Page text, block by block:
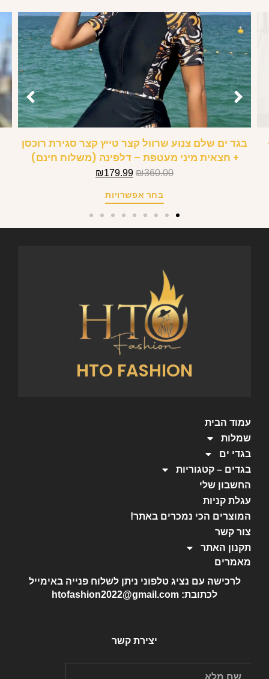
בגד ים שלם צנוע שרוול קצר טייץ קצר סגירת רוכסן
+ חצאית מיני מעטפת – דלפינה (משלוח חינם)
₪360.00
₪179.99
בחר אפשרויות
HTO FASHION
עמוד הבית
שמלות
בגדי ים
בגדים – קטגוריות
החשבון שלי
עגלת קניות
המוצרים הכי נמכרים באתר!
צור קשר
תקנון האתר
מאמרים
לרכישה עם נציג טלפוני ניתן לשלוח פנייה באימייל
לכתובת: htofashion2022@gmail.com
יצירת קשר